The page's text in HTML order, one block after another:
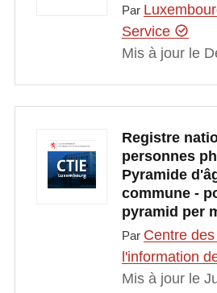
Par
Service
Mis à jour le
Registre
personnes
Pyramide
commune -
pyramid per
Par Centre
l'information
Mis à jour le